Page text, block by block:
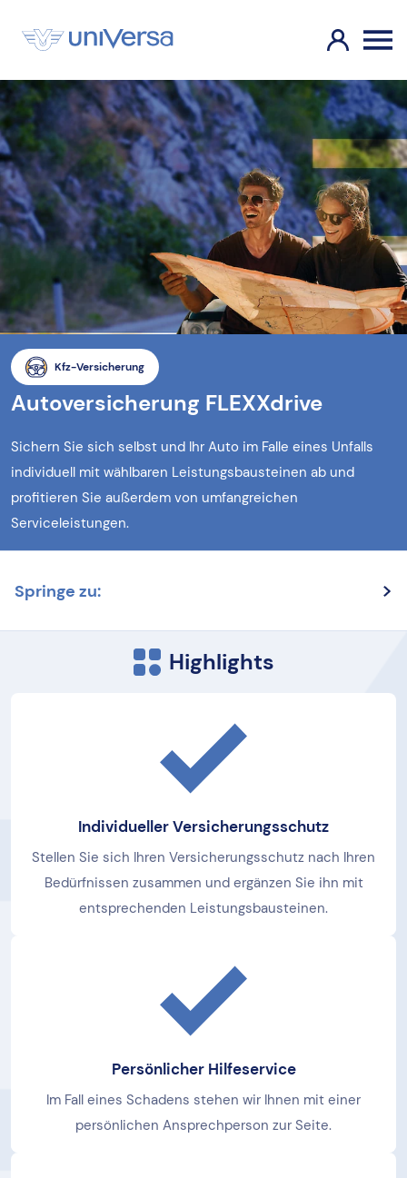
Kfz-Versicherung
Autoversicherung FLEXXdrive
Sichern Sie sich selbst und Ihr Auto im Falle eines Unfalls
individuell mit wählbaren Leistungsbausteinen ab und
profitieren Sie außerdem von umfangreichen
Serviceleistungen.
Springe zu:
Highlights
Individueller Versicherungsschutz
Stellen Sie sich Ihren Versicherungsschutz nach Ihren
Bedürfnissen zusammen und ergänzen Sie ihn mit
entsprechenden Leistungsbausteinen.
Persönlicher Hilfeservice
Im Fall eines Schadens stehen wir Ihnen mit einer
persönlichen Ansprechperson zur Seite.